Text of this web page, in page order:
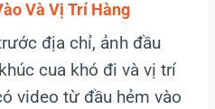
Và Vị Trí Hàng
địa chỉ, ảnh đầu
cua khó đi và vị trí
video từ đầu hẻm vào